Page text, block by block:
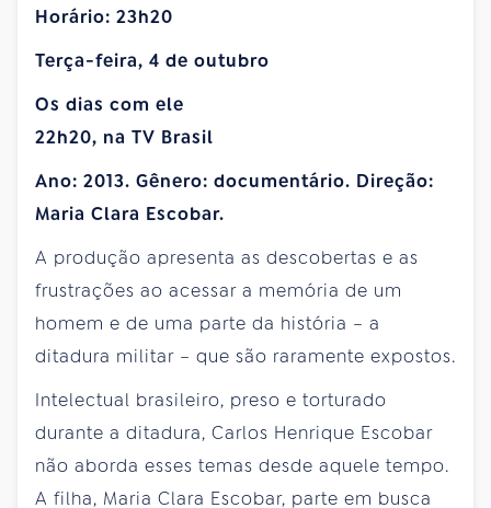
Horário: 23h20
Terça-feira, 4 de outubro
Os dias com ele
22h20, na TV Brasil
Ano: 2013. Gênero: documentário. Direção:
Maria Clara Escobar.
A produção apresenta as descobertas e as
frustrações ao acessar a memória de um
homem e de uma parte da história – a
ditadura militar – que são raramente expostos.
Intelectual brasileiro, preso e torturado
durante a ditadura, Carlos Henrique Escobar
não aborda esses temas desde aquele tempo.
A filha, Maria Clara Escobar, parte em busca